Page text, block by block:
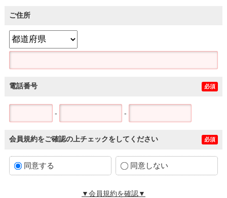
ご住所
電話番号 必須
- -
会員規約をご確認の上チェックをしてください 必須
同意する 同意しない
▼会員規約を確認▼